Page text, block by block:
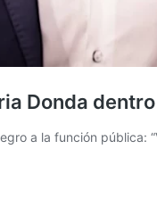
Donda
a la función